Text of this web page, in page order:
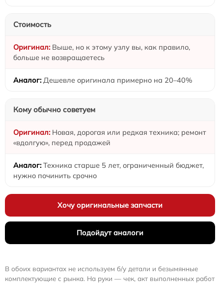
Стоимость
Выше, но к этому узлу вы, как правило,
больше не возвращаетесь
Дешевле оригинала примерно на 20–40%
Кому обычно советуем
Новая, дорогая или редкая техника; ремонт
«вдолгую», перед продажей
Техника старше 5 лет, ограниченный бюджет,
нужно починить срочно
Хочу оригинальные запчасти
Подойдут аналоги
В обоих вариантах не используем б/у детали и безымянные
комплектующие с рынка. На руки — чек, акт выполненных работ